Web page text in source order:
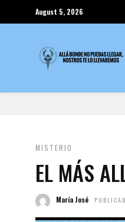
August 5, 2026
MISTERIO
EL MÁS
María José